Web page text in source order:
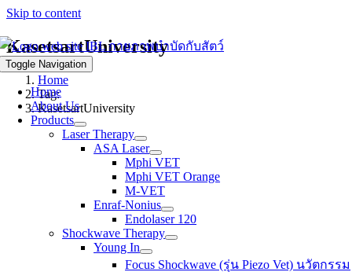
Skip to content
Toggle Navigation
Home
About Us
Products
Laser Therapy
ASA Laser
Mphi VET
Mphi VET Orange
M-VET
Enraf-Nonius
Endolaser 120
Shockwave Therapy
Young In
Focus Shockwave (รุ่น Piezo Vet) นวัตกรรม
KasetsartUniversity
Home
Tag:
KasetsartUniversity